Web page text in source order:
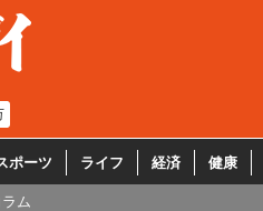
ポーツ ライフ 経済 健康
ラム